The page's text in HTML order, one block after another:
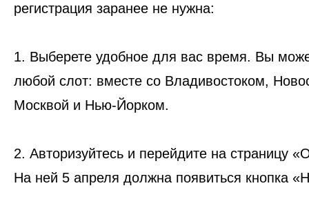
регистрация заранее не нужна:
1. Выберете удобное для вас время. Вы
любой слот: вместе со Владивостоком,
Москвой и Нью-Йорком.
2. Авторизуйтесь и перейдите на страницу
На ней 5 апреля должна появиться кнопка